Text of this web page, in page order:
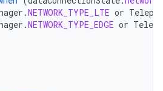
.NETWORK_TYPE_LTE or
.NETWORK_TYPE_EDGE or